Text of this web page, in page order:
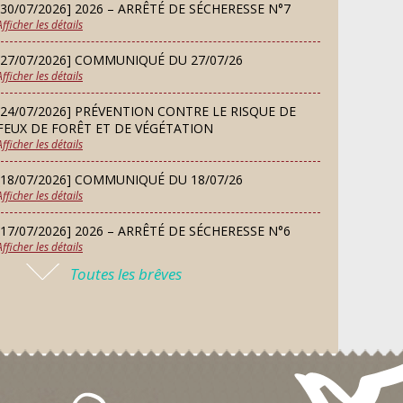
SEP
d’essai gratuit
MARDI
08
SEP
Chorale À travers chants
SAMEDI
12
SEP
Défi de pêche aux leurres
(concept lure house)
13 Repas de fouées
14
Conseil municipal du 14
07/2026] 2026 – ARRÊTÉ DE SÉCHERESSE N°7
les détails
07/2026] COMMUNIQUÉ DU 27/07/26
les détails
07/2026] PRÉVENTION CONTRE LE RISQUE DE
DE FORÊT ET DE VÉGÉTATION
les détails
07/2026] COMMUNIQUÉ DU 18/07/26
les détails
07/2026] 2026 – ARRÊTÉ DE SÉCHERESSE N°6
les détails
[16/07/2026] COMMUNIQUÉ DU 16/07/26
Toutes les brêves